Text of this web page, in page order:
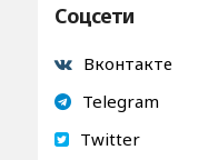
Соцсети
Вконтакте
Telegram
Twitter